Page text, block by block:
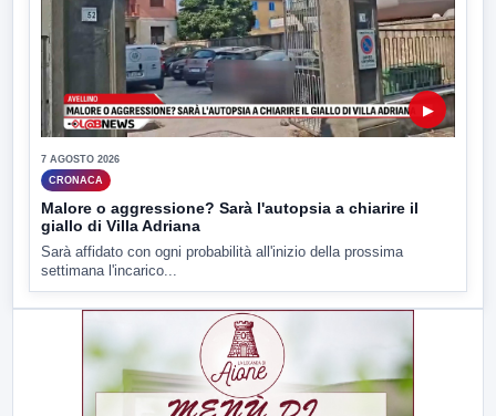
▶
7 AGOSTO 2026
CRONACA
Malore o aggressione? Sarà l'autopsia a chiarire il
giallo di Villa Adriana
Sarà affidato con ogni probabilità all'inizio della prossima
settimana l'incarico...